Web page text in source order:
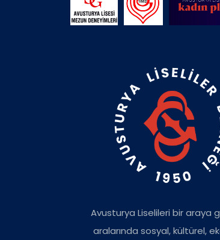
Avusturya Liselileri bir araya
aralarında sosyal, kültürel,